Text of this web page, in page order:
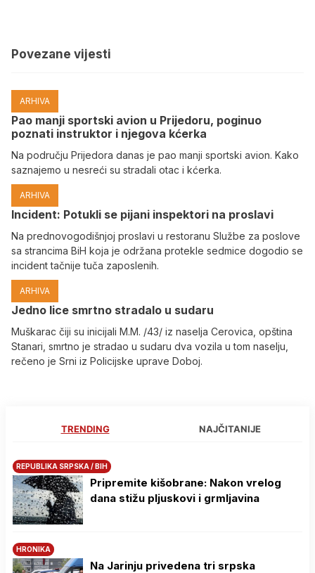
Povezane vijesti
ARHIVA
Pao manji sportski avion u Prijedoru, poginuo
poznati instruktor i njegova kćerka
Na području Prijedora danas je pao manji sportski avion. Kako
saznajemo u nesreći su stradali otac i kćerka.
ARHIVA
Incident: Potukli se pijani inspektori na proslavi
Na prednovogodišnjoj proslavi u restoranu Službe za poslove
sa strancima BiH koja je održana protekle sedmice dogodio se
incident tačnije tuča zaposlenih.
ARHIVA
Јedno lice smrtno stradalo u sudaru
Muškarac čiji su inicijali M.M. /43/ iz naselja Cerovica, opština
Stanari, smrtno je stradao u sudaru dva vozila u tom naselju,
rečeno je Srni iz Policijske uprave Doboj.
TRENDING NAJČITANIJE
REPUBLIKA SRPSKA / BIH
Pripremite kišobrane: Nakon vrelog
dana stižu pljuskovi i grmljavina
HRONIKA
Na Јarinju privedena tri srpska